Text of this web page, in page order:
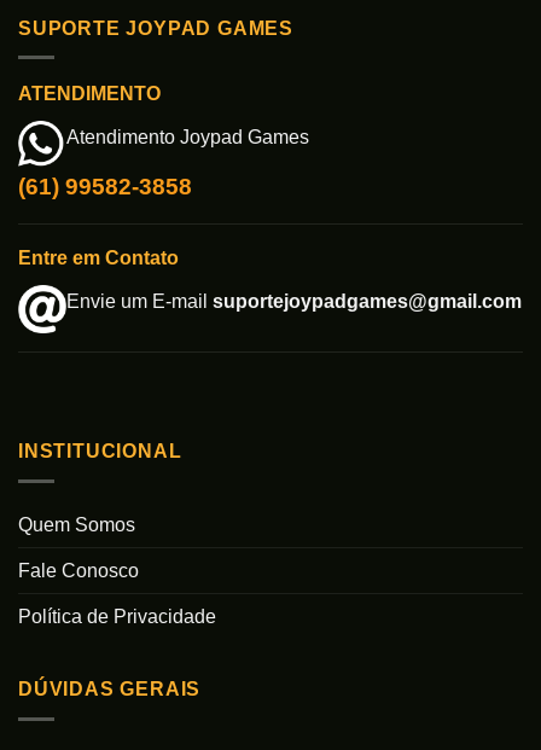
SUPORTE JOYPAD GAMES
ATENDIMENTO
Atendimento Joypad Games
(61) 99582-3858
Entre em Contato
Envie um E-mail suportejoypadgames@gmail.com
INSTITUCIONAL
Quem Somos
Fale Conosco
Política de Privacidade
DÚVIDAS GERAIS